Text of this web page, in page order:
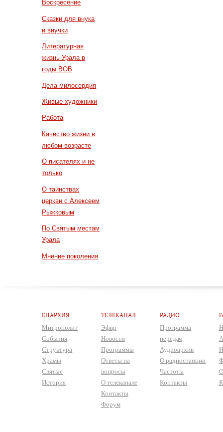
Воскресение
Сказки для внука
и внучки
Литературная
жизнь Урала в
годы ВОВ
Дела милосердия
Живые художники
Работа
Качество жизни в
любом возрасте
О писателях и не
только
О таинствах
церкви с Алексеем
Рыжковым
По Святым местам
Урала
Мнение поколения
ЕПАРХИЯ
Митрополит
События
Структура
Храмы
Святые
История
ТЕЛЕКАНАЛ
Эфир
Новости
Программы
Ответы на
вопросы
О телеканале
Контакты
Форум
РАДИО
Программа
передач
Аудиоархив
О радиостанции
Частоты
Контакты